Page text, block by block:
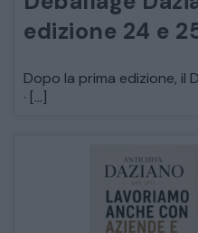
edizione 24 e
Dopo la prima edizione, il
· […]